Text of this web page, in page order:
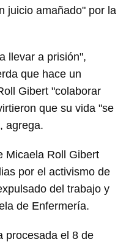
juicio amañado" por la
llevar a prisión",
que hace un
Gibert "colaborar
que su vida "se
agrega.
Micaela Roll Gibert
por el activismo de
del trabajo y
de Enfermería.
procesada el 8 de